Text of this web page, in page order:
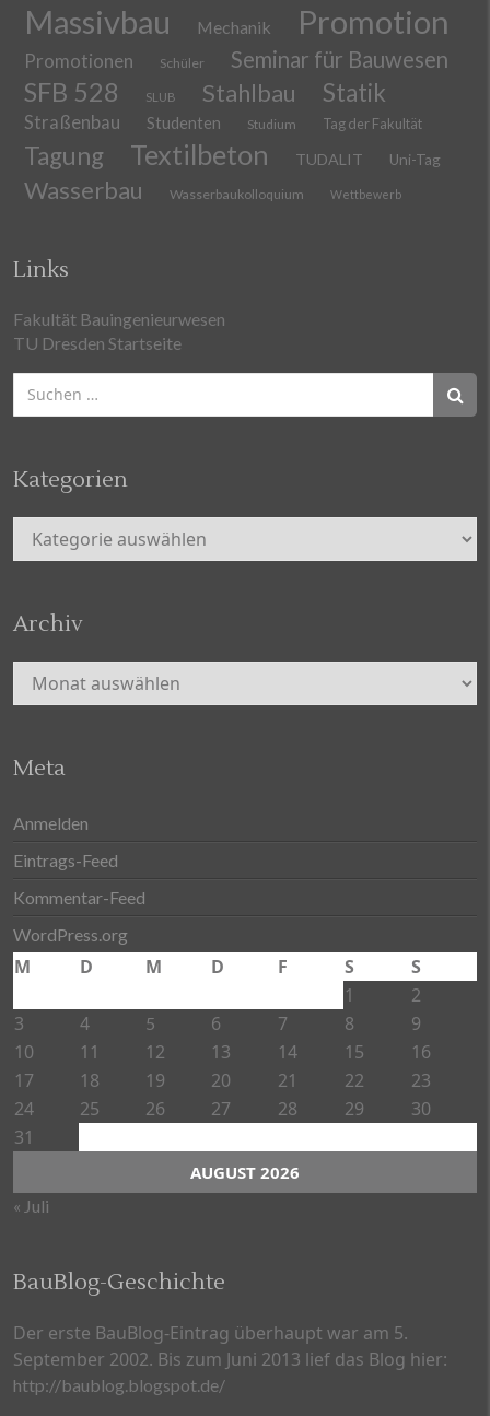
Massivbau Mechanik Promotion
Promotionen Schüler Seminar für Bauwesen
SFB 528 SLUB Stahlbau Statik
Straßenbau Studenten Studium Tag der Fakultät
Tagung Textilbeton TUDALIT Uni-Tag
Wasserbau Wasserbaukolloquium Wettbewerb
Links
Fakultät Bauingenieurwesen
TU Dresden Startseite
Suchen
nach:
Kategorien
Kategorien
Archiv
Archiv
Meta
Anmelden
Eintrags-Feed
Kommentar-Feed
WordPress.org
AUGUST 2026
M D M D F S
S
1
2
3
4 5 6 7 8
9
10
11 12 13 14 15
16
17
18 19 20 21 22
23
24
25 26 27 28 29
30
31
« Juli
BauBlog-Geschichte
Der erste BauBlog-Eintrag überhaupt war am 5.
September 2002. Bis zum Juni 2013 lief das Blog hier:
http://baublog.blogspot.de/